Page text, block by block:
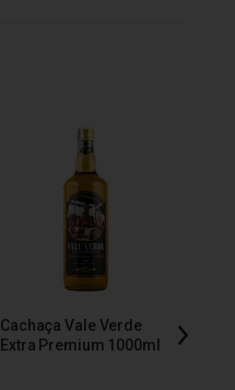
Cachaça Vale Verde
Extra Premium 1000ml